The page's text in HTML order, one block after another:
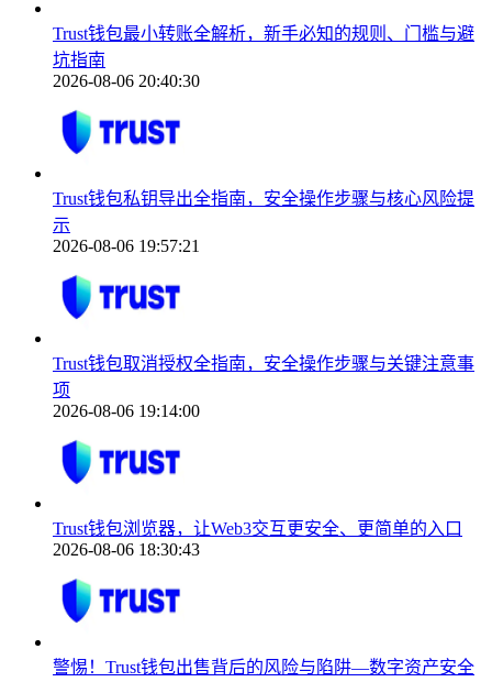
Trust钱包最小转账全解析，新手必知的规则、门槛与避
坑指南
2026-08-06 20:40:30
Trust钱包私钥导出全指南，安全操作步骤与核心风险提
示
2026-08-06 19:57:21
Trust钱包取消授权全指南，安全操作步骤与关键注意事
项
2026-08-06 19:14:00
Trust钱包浏览器，让Web3交互更安全、更简单的入口
2026-08-06 18:30:43
警惕！Trust钱包出售背后的风险与陷阱—数字资产安全